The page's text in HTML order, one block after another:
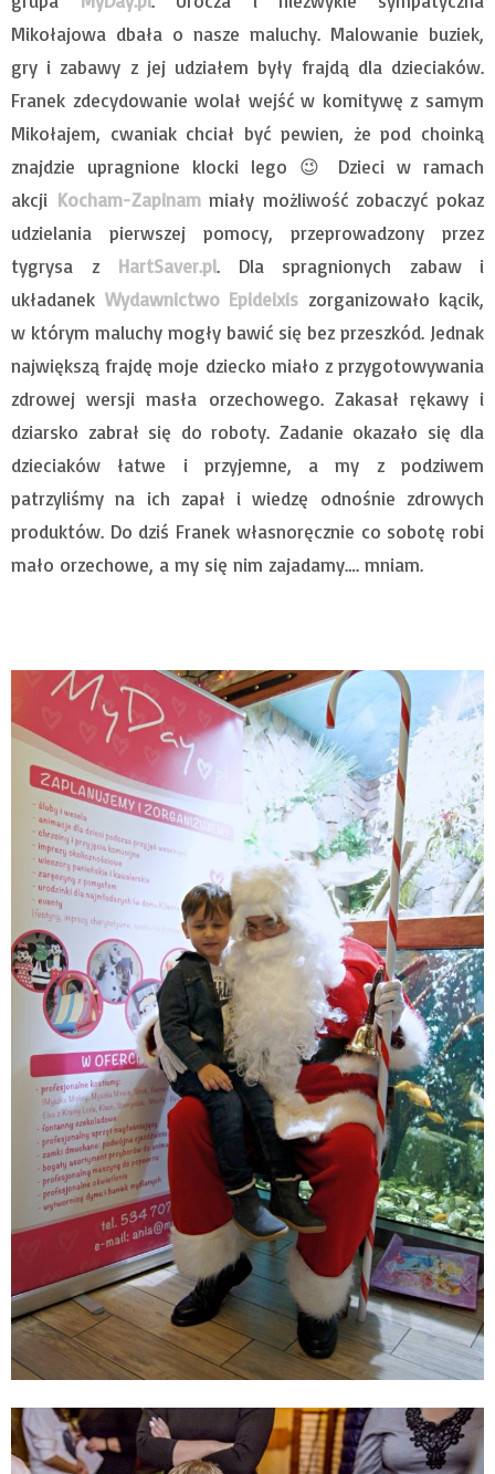
Mikołajowa dbała o nasze maluchy. Malowanie buziek,
gry i zabawy z jej udziałem były frajdą dla dzieciaków.
Franek zdecydowanie wolał wejść w komitywę z samym
Mikołajem, cwaniak chciał być pewien, że pod choinką
znajdzie upragnione klocki lego 😉 Dzieci w ramach
akcji Kocham-Zapinammiały możliwość zobaczyć pokaz
udzielania pierwszej pomocy, przeprowadzony przez
tygrysa z HartSaver.pl. Dla spragnionych zabaw i
układanek Wydawnictwo Epideixis zorganizowało kącik,
w którym maluchy mogły bawić się bez przeszkód. Jednak
największą frajdę moje dziecko miało z przygotowywania
zdrowej wersji masła orzechowego. Zakasał rękawy i
dziarsko zabrał się do roboty. Zadanie okazało się dla
dzieciaków łatwe i przyjemne, a my z podziwem
patrzyliśmy na ich zapał i wiedzę odnośnie zdrowych
produktów. Do dziś Franek własnoręcznie co sobotę robi
mało orzechowe, a my się nim zajadamy…. mniam.